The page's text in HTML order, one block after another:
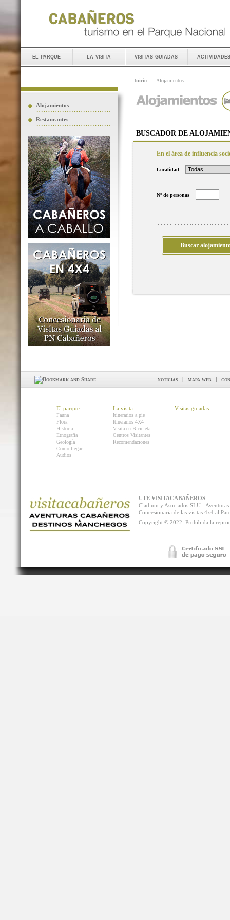
el parque la visita visitas guiadas actividades
Alojamientos
Restaurantes
Inicio :: Alojamientos
BUSCADOR DE
En el área de influencia
Localidad
Nº de personas
noticias | mapa web |
El parque
Fauna
Flora
Historia
Etnografía
Geología
Como llegar
Audios
La visita
Itinerarios a pie
Itinerarios 4X4
Visita en Bicicleta
Centros Visitantes
Recomendaciones
Visitas guiadas
UTE VISITACABAÑEROS
Cladium y Asociados SLU -
Concesionaria de las visitas 4x4 al
Copyright © 2022. Prohibida la